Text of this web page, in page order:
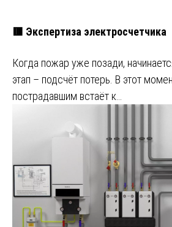
🟥 Экспертиза электросчетчика
Когда пожар уже позади,
этап – подсчёт потерь. В этот
пострадавшим встаёт к…